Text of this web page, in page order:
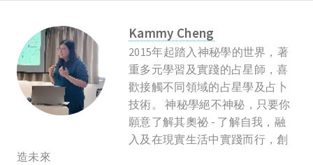
Kammy Cheng
2015年起踏入神秘學的世界，著
重多元學習及實踐的占星師，喜
歡接觸不同領域的占星學及占卜
技術。 神秘學絕不神秘，只要你
願意了解其奧祕 - 了解自我，融
入及在現實生活中實踐而行，創
造未來